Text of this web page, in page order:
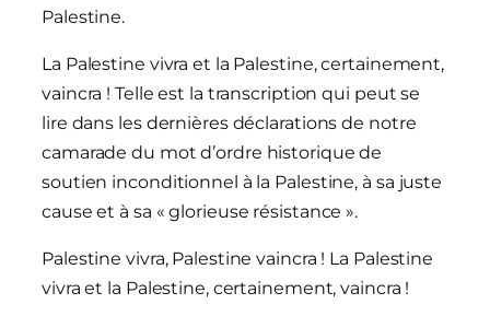
Palestine.
La Palestine vivra et la Palestine, certainement,
vaincra ! Telle est la transcription qui peut se
lire dans les dernières déclarations de notre
camarade du mot d’ordre historique de
soutien inconditionnel à la Palestine, à sa juste
cause et à sa « glorieuse résistance ».
Palestine vivra, Palestine vaincra ! La Palestine
vivra et la Palestine, certainement, vaincra !